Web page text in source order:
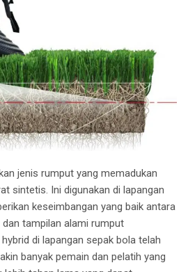
jenis rumput yang memadukan
sintetis. Ini digunakan di lapangan
keseimbangan yang baik antara
tampilan alami rumput
di lapangan sepak bola telah
banyak pemain dan pelatih yang